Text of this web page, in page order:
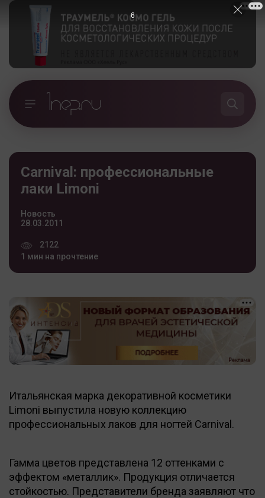
Carnival: профессиональные
лаки Limoni
Новость
28.03.2011
2122
1 мин на прочтение
Итальянская марка декоративной косметики
Limoni выпустила новую коллекцию
профессиональных лаков для ногтей Carnival.
Гамма цветов представлена 12 оттенками с
эффектом «металлик». Продукция отличается
стойкостью. Представители бренда заявляют что
5